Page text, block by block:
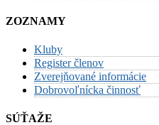
ZOZNAMY
Kluby
Register členov
Zverejňované informácie
Dobrovoľnícka činnosť
SÚŤAŽE